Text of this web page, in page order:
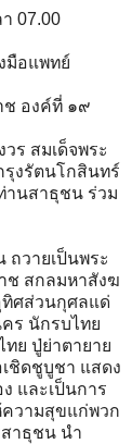
07.00
มือแพทย์
ช องค์ที่ ๑๙
ร สมเด็จพระ
งรัตนโกสินทร์
านสาธุชน ร่วม
วายเป็นพระ
ช สกลมหาสังฆ
ศส่วนกุศลแด่
ร นักรบไทย
ย ปู่ย่าตายาย
ชิดชูบูชา แสดง
และเป็นการ
วามสุขแก่พวก
าธุชน นำ